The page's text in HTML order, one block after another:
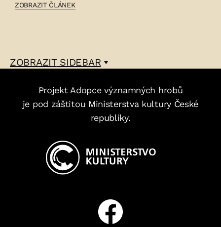
ČLÁNEK:
ZOBRAZIT ČLÁNEK
ZOBRAZITSIDEBAR
Projekt Adopce významných hrobů
je pod záštitou Ministerstva kultury České
republiky.
Facebook